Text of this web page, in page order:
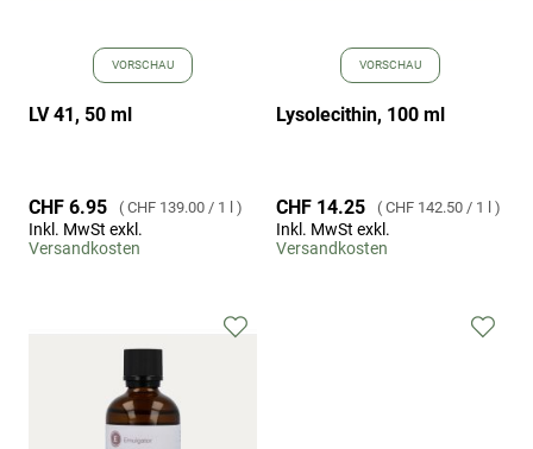
VORSCHAU
LV 41, 50 ml
CHF 6.95 CHF 139.00 / 1 l
Inkl. MwSt exkl.
Versandkosten
VORSCHAU
Lysolecithin, 100 ml
CHF 14.25 CHF 142.50 / 1 l
Inkl. MwSt exkl.
Versandkosten
Zur Zur